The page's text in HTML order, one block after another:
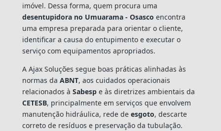
imóvel. Dessa forma, quem procura uma
desentupidora no Umuarama - Osasco encontra
uma empresa preparada para orientar o cliente,
identificar a causa do entupimento e executar o
serviço com equipamentos apropriados.
A Ajax Soluções segue boas práticas alinhadas às
normas da ABNT, aos cuidados operacionais
relacionados à Sabespe às diretrizes ambientais da
CETESB, principalmente em serviços que envolvem
manutenção hidráulica, rede de esgoto, descarte
correto de resíduos e preservação da tubulação.